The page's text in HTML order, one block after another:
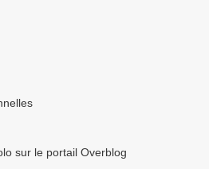
sur le portail Overblog